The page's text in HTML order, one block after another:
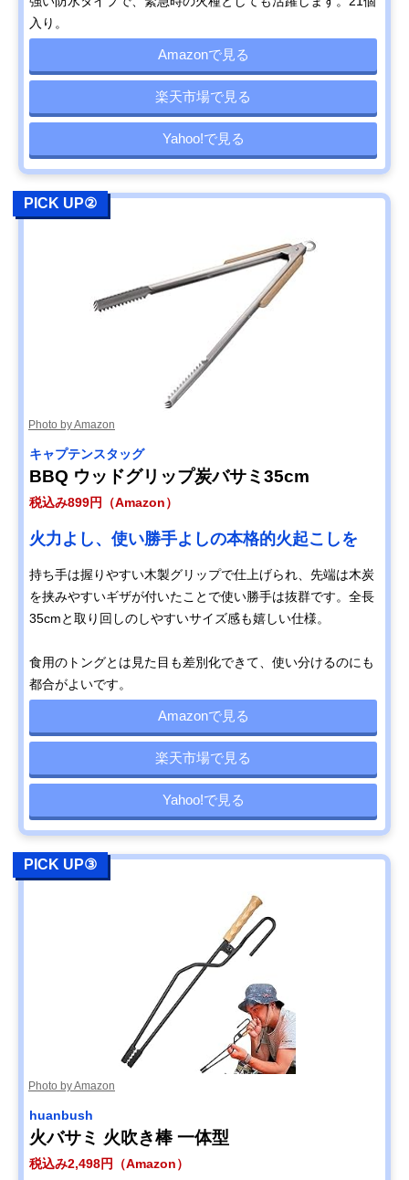
入り。
Amazonで見る
楽天市場で見る
Yahoo!で見る
PICK UP②
Photo by Amazon
キャプテンスタッグ
BBQ ウッドグリップ炭バサミ35cm
税込み899円（Amazon）
火力よし、使い勝手よしの本格的火起こしを
持ち手は握りやすい木製グリップで仕上げられ、先端は木炭
を挟みやすいギザが付いたことで使い勝手は抜群です。全長
35cmと取り回しのしやすいサイズ感も嬉しい仕様。
食用のトングとは見た目も差別化できて、使い分けるのにも
都合がよいです。
Amazonで見る
楽天市場で見る
Yahoo!で見る
PICK UP③
Photo by Amazon
huanbush
火バサミ 火吹き棒 一体型
税込み2,498円（Amazon）